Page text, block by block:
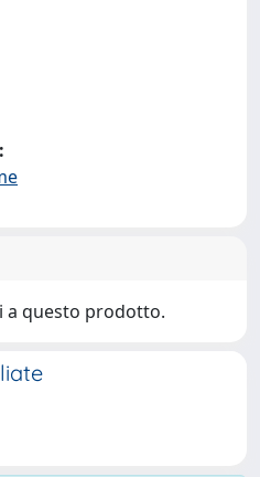
a questo prodotto.